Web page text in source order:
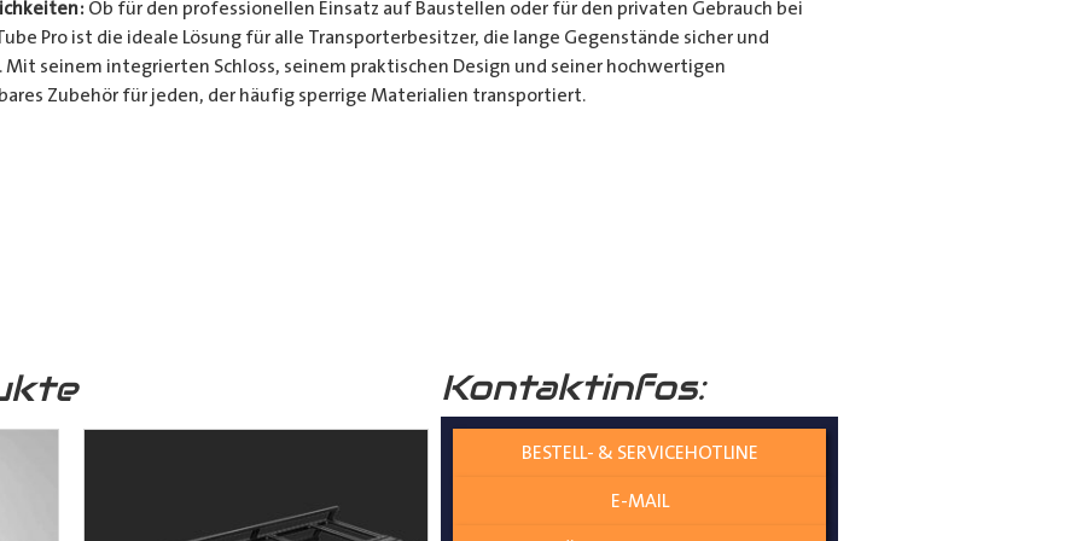
Ob für den professionellen Einsatz auf Baustellen oder für den privaten Gebrauch bei
Pro ist die ideale Lösung für alle Transporterbesitzer, die lange Gegenstände sicher und
seinem integrierten Schloss, seinem praktischen Design und seiner hochwertigen
Zubehör für jeden, der häufig sperrige Materialien transportiert.
Design, seinem integrierten Schloss und seiner vielseitigen Anwendung ist es die ultimative
Verfügung. Kontaktinfos:
BESTELL- & SERVICEHOTLINE
E-MAIL